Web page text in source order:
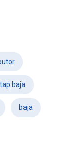
baja
baja